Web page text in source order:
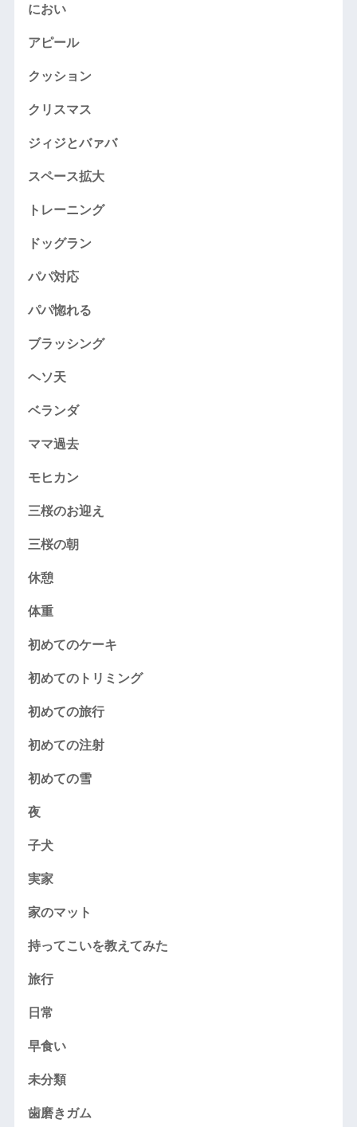
におい
アピール
クッション
クリスマス
ジィジとバァバ
スペース拡大
トレーニング
ドッグラン
パパ対応
パパ惚れる
ブラッシング
ヘソ天
ベランダ
ママ過去
モヒカン
三桜のお迎え
三桜の朝
休憩
体重
初めてのケーキ
初めてのトリミング
初めての旅行
初めての注射
初めての雪
夜
子犬
実家
家のマット
持ってこいを教えてみた
旅行
日常
早食い
未分類
歯磨きガム